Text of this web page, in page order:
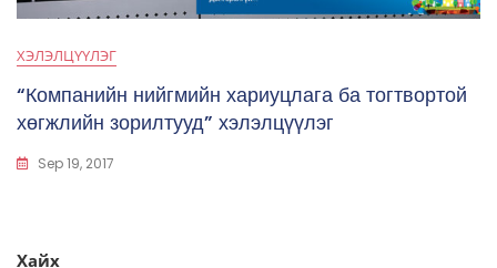
ХЭЛЭЛЦҮҮЛЭГ
“Компанийн нийгмийн хариуцлага ба тогтвортой
хөгжлийн зорилтууд” хэлэлцүүлэг
Sep 19, 2017
Хайх